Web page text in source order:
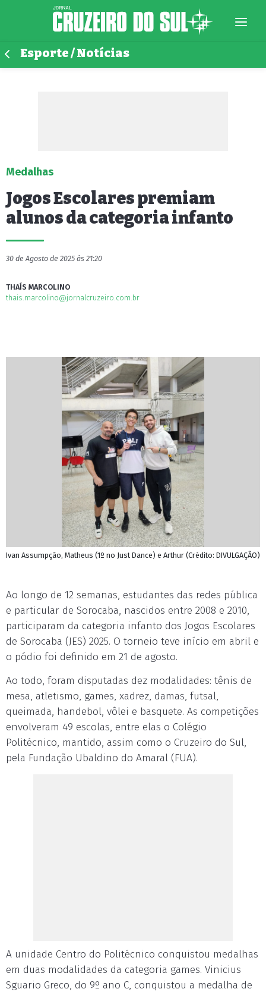
Esporte / Notícias
Medalhas
Jogos Escolares premiam
alunos da categoria infanto
30 de Agosto de 2025 às 21:20
THAÍS MARCOLINO
thais.marcolino@jornalcruzeiro.com.br
Ivan Assumpção, Matheus (1º no Just Dance) e Arthur (Crédito: DIVULGAÇÃO)
Ao longo de 12 semanas, estudantes das redes pública
e particular de Sorocaba, nascidos entre 2008 e 2010,
participaram da categoria infanto dos Jogos Escolares
de Sorocaba (JES) 2025. O torneio teve início em abril e
o pódio foi definido em 21 de agosto.
Ao todo, foram disputadas dez modalidades: tênis de
mesa, atletismo, games, xadrez, damas, futsal,
queimada, handebol, vôlei e basquete. As competições
envolveram 49 escolas, entre elas o Colégio
Politécnico, mantido, assim como o Cruzeiro do Sul,
pela Fundação Ubaldino do Amaral (FUA).
A unidade Centro do Politécnico conquistou medalhas
em duas modalidades da categoria games. Vinicius
Sguario Greco, do 9º ano C, conquistou a medalha de